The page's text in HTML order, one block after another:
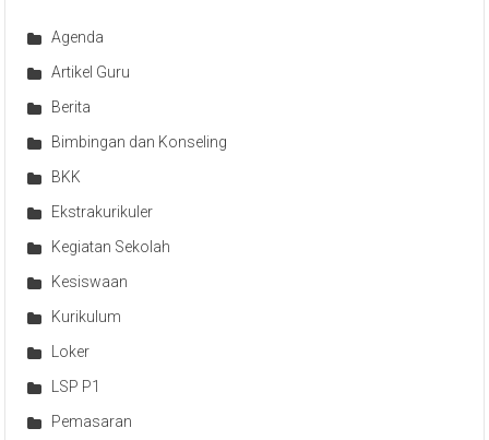
Agenda
Artikel Guru
Berita
Bimbingan dan Konseling
BKK
Ekstrakurikuler
Kegiatan Sekolah
Kesiswaan
Kurikulum
Loker
LSP P1
Pemasaran